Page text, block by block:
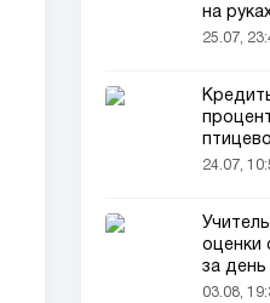
на
25.07,
новый
24.07,
оценки
за
03.08,